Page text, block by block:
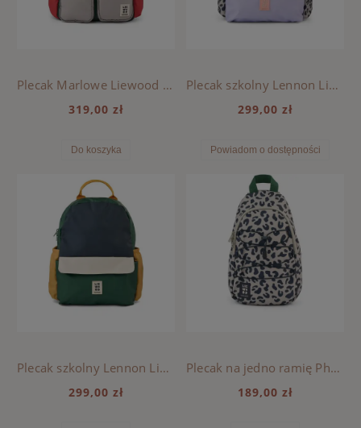
Plecak Marlowe Liewood - CLASSIC NAVY MULTI MIX
319,00 zł
Do koszyka
Plecak szkolny Lennon Liewood - MEGA LEO MIST MIX
299,00 zł
Powiadom o dostępności
Plecak szkolny Lennon Liewood - GARDEN GREEN MULTI MIX
299,00 zł
Plecak na jedno ramię Phoenix Liewood - MEGA LEO MIST MIX
189,00 zł